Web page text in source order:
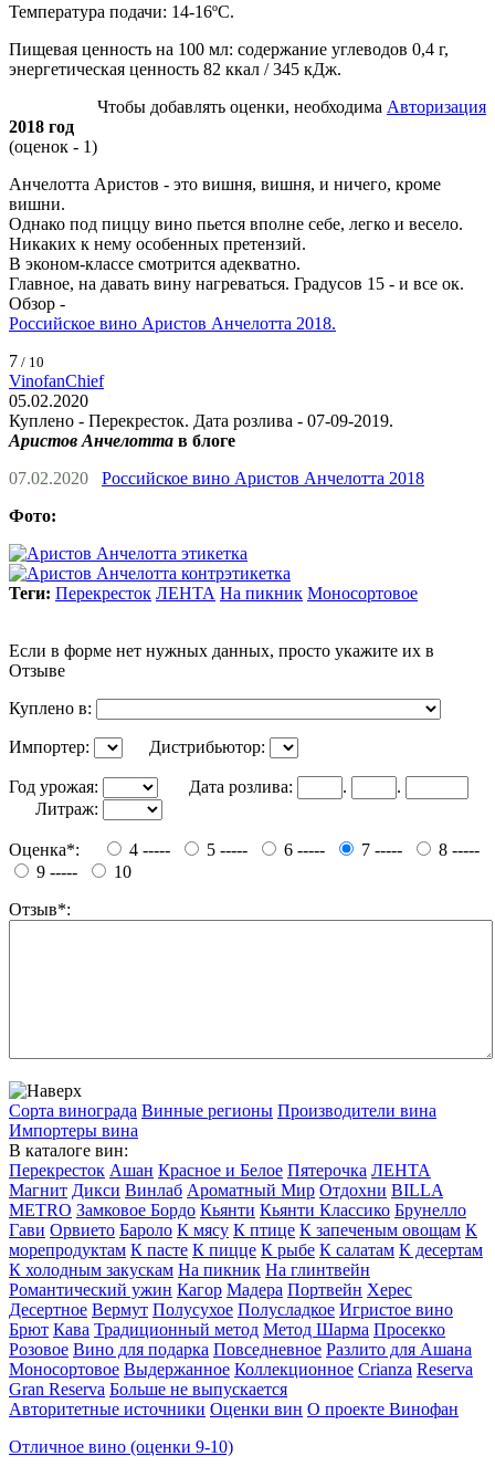
Температура подачи: 14-16ºС.
Пищевая ценность на 100 мл: содержание углеводов 0,4 г,
энергетическая ценность 82 ккал / 345 кДж.
Чтобы добавлять оценки, необходима Авторизация
2018 год
(оценок - 1)
Анчелотта Аристов - это вишня, вишня, и ничего, кроме
вишни.
Однако под пиццу вино пьется вполне себе, легко и весело.
Никаких к нему особенных претензий.
В эконом-классе смотрится адекватно.
Главное, на давать вину нагреваться. Градусов 15 - и все ок.
Обзор -
Российское вино Аристов Анчелотта 2018.
7 / 10
VinofanChief
05.02.2020
Куплено - Перекресток. Дата розлива - 07-09-2019.
Аристов Анчелотта в блоге
07.02.2020
Российское вино Аристов Анчелотта 2018
Фото:
Теги: Перекресток ЛЕНТА На пикник Моносортовое
Если в форме нет нужных данных, просто укажите их в
Отзыве
Куплено в:
Импортер: Дистрибьютор:
Год урожая: Дата розлива: .
.
Литраж:
Оценка*: 4 ----- 5 ----- 6 ----- 7 -----
8 -----
9 -----
10
Отзыв*:
Сорта винограда Винные регионы Производители вина
Импортеры вина
В каталоге вин:
Перекресток Ашан Красное и Белое Пятерочка ЛЕНТА
Магнит Дикси Винлаб Ароматный Мир Отдохни BILLA
METRO Замковое Бордо Кьянти Кьянти Классико Брунелло
Гави Орвието Бароло К мясу К птице К запеченым овощам К
морепродуктам К пасте К пицце К рыбе К салатам К десертам
К холодным закускам На пикник На глинтвейн
Романтический ужин Кагор Мадера Портвейн Херес
Десертное Вермут Полусухое Полусладкое Игристое вино
Брют Кава Традиционный метод Метод Шарма Просекко
Розовое Вино для подарка Повседневное Разлито для Ашана
Моносортовое Выдержанное Коллекционное Crianza Reserva
Gran Reserva Больше не выпускается
Авторитетные источники Оценки вин О проекте Винофан
Отличное вино (оценки 9-10)